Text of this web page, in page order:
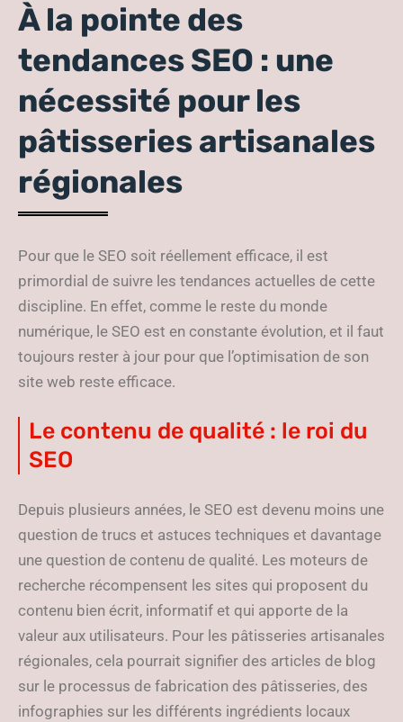
À la pointe des
tendances SEO : une
nécessité pour les
pâtisseries artisanales
régionales
Pour que le SEO soit réellement efficace, il est
primordial de suivre les tendances actuelles de cette
discipline. En effet, comme le reste du monde
numérique, le SEO est en constante évolution, et il faut
toujours rester à jour pour que l’optimisation de son
site web reste efficace.
Le contenu de qualité : le roi du
SEO
Depuis plusieurs années, le SEO est devenu moins une
question de trucs et astuces techniques et davantage
une question de contenu de qualité. Les moteurs de
recherche récompensent les sites qui proposent du
contenu bien écrit, informatif et qui apporte de la
valeur aux utilisateurs. Pour les pâtisseries artisanales
régionales, cela pourrait signifier des articles de blog
sur le processus de fabrication des pâtisseries, des
infographies sur les différents ingrédients locaux